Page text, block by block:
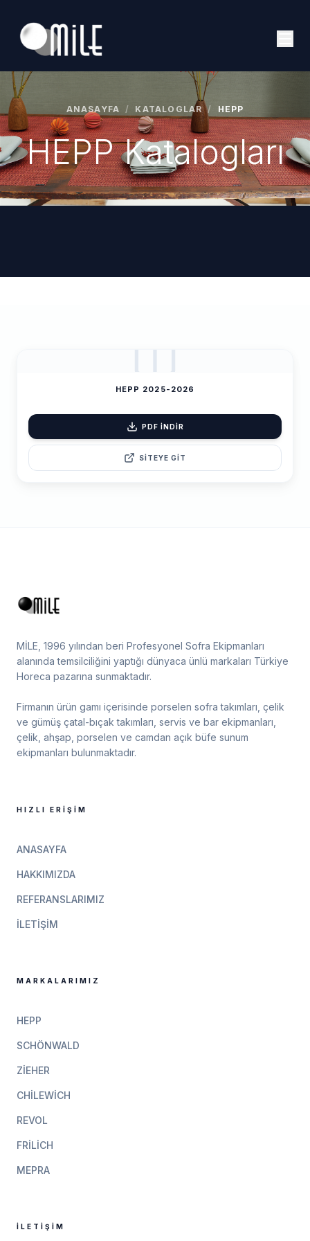
ANASAYFA / KATALOGLAR / HEPP
HEPP Katalogları
HEPP 2025-2026
PDF İNDİR
SİTEYE GİT
MİLE, 1996 yılından beri Profesyonel Sofra Ekipmanları
alanında temsilciliğini yaptığı dünyaca ünlü markaları Türkiye
Horeca pazarına sunmaktadır.
Firmanın ürün gamı içerisinde porselen sofra takımları, çelik
ve gümüş çatal-bıçak takımları, servis ve bar ekipmanları,
çelik, ahşap, porselen ve camdan açık büfe sunum
ekipmanları bulunmaktadır.
HIZLI ERIŞIM
ANASAYFA
HAKKIMIZDA
REFERANSLARIMIZ
İLETIŞIM
MARKALARIMIZ
HEPP
SCHÖNWALD
ZIEHER
CHILEWICH
REVOL
FRILICH
MEPRA
İLETIŞIM